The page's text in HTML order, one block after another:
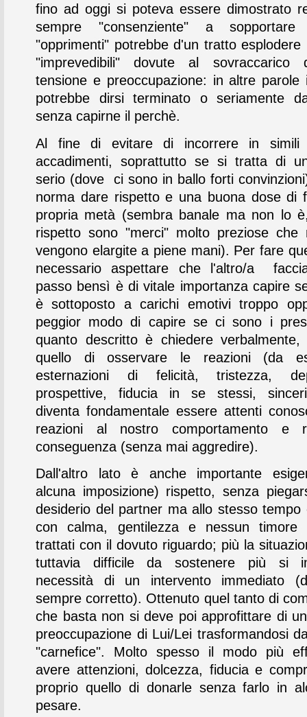
fino ad oggi si poteva essere dimostrato
sempre "consenziente" a sopportare
"opprimenti" potrebbe d'un tratto esplodere
"imprevedibili" dovute al sovraccarico
tensione e preoccupazione: in altre parole
potrebbe dirsi terminato o seriamente
senza capirne il perchè.
Al fine di evitare di incorrere in simili
accadimenti, soprattutto se si tratta di
serio (dove ci sono in ballo forti
norma dare rispetto e una buona dose di
propria metà (sembra banale ma non lo
rispetto sono "merci" molto preziose che
vengono elargite a piene mani). Per fare
necessario aspettare che l'altro/a
passo bensì è di vitale importanza capire
è sottoposto a carichi emotivi troppo
peggior modo di capire se ci sono i
quanto descritto è chiedere verbalmente,
quello di osservare le reazioni (da
esternazioni di felicità, tristezza,
prospettive, fiducia in se stessi,
diventa fondamentale essere attenti
reazioni al nostro comportamento e
conseguenza (senza mai aggredire).
Dall'altro lato è anche importante
alcuna imposizione) rispetto, senza
desiderio del partner ma allo stesso tempo
con calma, gentilezza e nessun timore
trattati con il dovuto riguardo; più la
tuttavia difficile da sostenere più si
necessità di un intervento immediato
sempre corretto). Ottenuto quel tanto di
che basta non si deve poi approfittare di
preoccupazione di Lui/Lei trasformandosi
"carnefice". Molto spesso il modo più
avere attenzioni, dolcezza, fiducia e
proprio quello di donarle senza farlo in
pesare.